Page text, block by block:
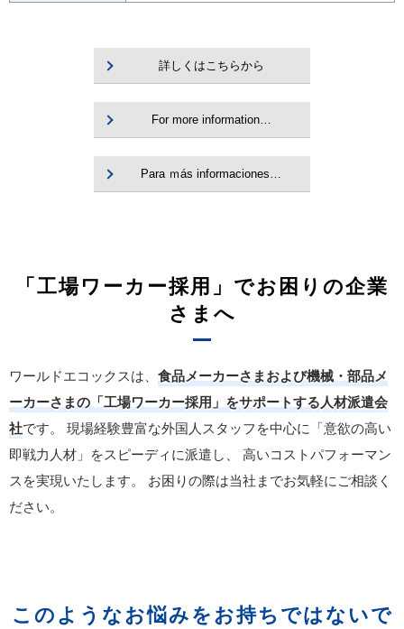
詳しくはこちらから
For more information…
Para ｍás informaciones…
「工場ワーカー採用」でお困りの企業
さまへ
ワールドエコックスは、 食品メーカーさまおよび機械・部品メ
ーカーさまの「工場ワーカー採用」をサポートする人材派遣会
社です。
現場経験豊富な外国人スタッフを中心に「意欲の高い
即戦力人材」をスピーディに派遣し、
高いコストパフォーマン
スを実現いたします。
お困りの際は当社までお気軽にご相談く
ださい。
このようなお悩みをお持ちではないで